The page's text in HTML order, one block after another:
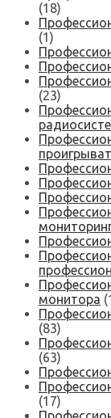
(18)
(1)
(23)
монитора
(83)
(63)
(17)